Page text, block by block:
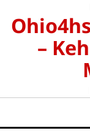
content–